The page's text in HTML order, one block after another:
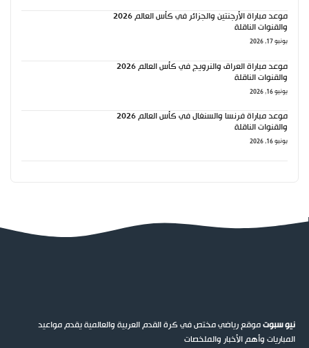
موعد مباراة الأرجنتين والجزائر في كأس العالم 2026
والقنوات الناقلة
يونيو 17, 2026
موعد مباراة العراق والنرويج في كأس العالم 2026
والقنوات الناقلة
يونيو 16, 2026
موعد مباراة فرنسا والسنغال في كأس العالم 2026
والقنوات الناقلة
يونيو 16, 2026
نيو سبوتموقع رياضي مختص في كرة القدم العربية والعالمية يقدم مواعيد
المباريات وأهم الأخبار والملخصات